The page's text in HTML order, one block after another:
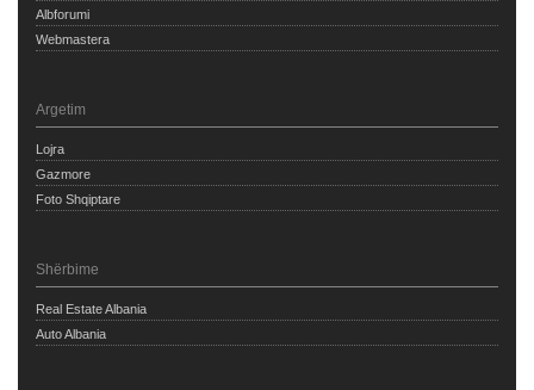
Albforumi
Webmastera
Argetim
Lojra
Gazmore
Foto Shqiptare
Shërbime
Real Estate Albania
Auto Albania